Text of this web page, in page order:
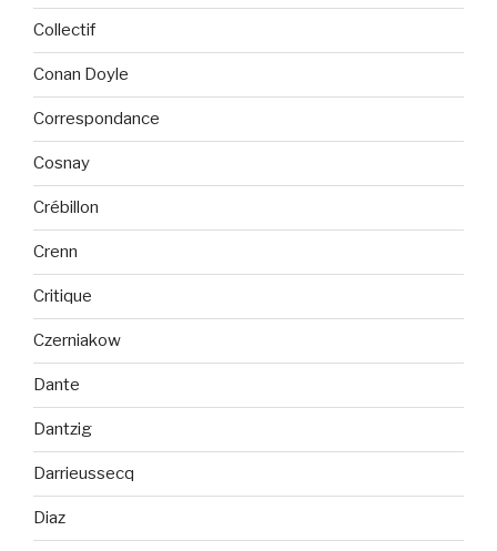
Collectif
Conan Doyle
Correspondance
Cosnay
Crébillon
Crenn
Critique
Czerniakow
Dante
Dantzig
Darrieussecq
Diaz